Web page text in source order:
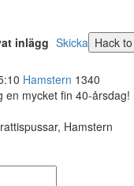
inlägg Skicka
Hamstern 1340
en mycket fin 40-årsdag!
Hamstern